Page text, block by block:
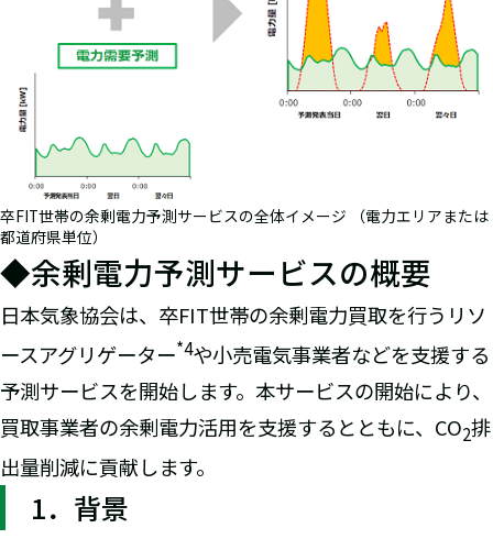
卒FIT世帯の余剰電力予測サービスの全体イメージ （電力エリアまたは
都道府県単位）
◆余剰電力予測サービスの概要
日本気象協会は、卒FIT世帯の余剰電力買取を行うリソ
ースアグリゲーター*4や小売電気事業者などを支援する
予測サービスを開始します。本サービスの開始により、
買取事業者の余剰電力活用を支援するとともに、CO2排
出量削減に貢献します。
1．背景